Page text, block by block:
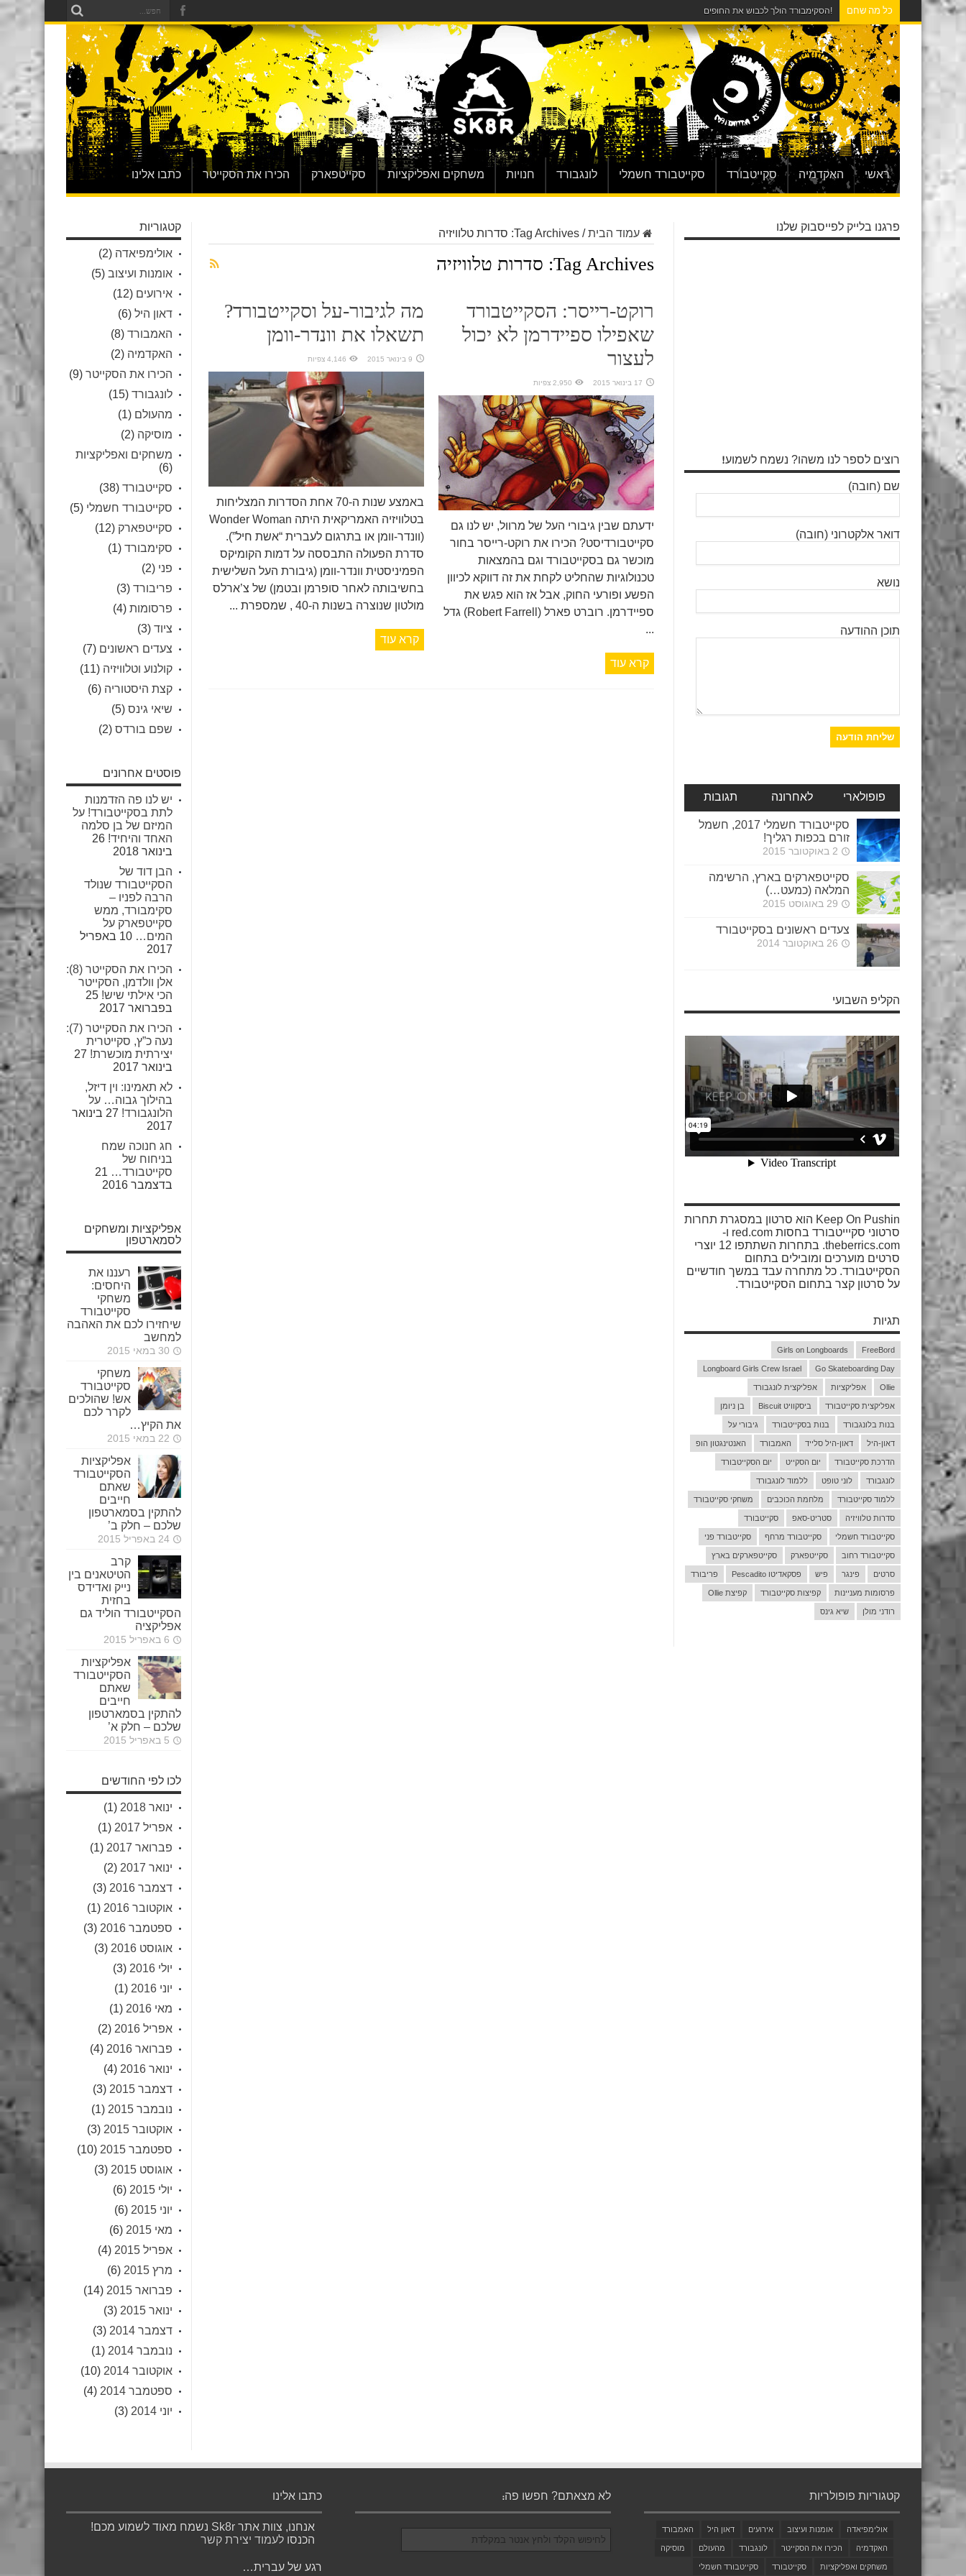
כל מה שחם !הסקימבורד הולך לכבוש את החופים
ראשי האקדמיה סקייטבורד סקייטבורד חשמלי לונגבורד חנויות משחקים ואפליקציות סקייטפארק הכירו את הסקייטר כתבו אלינו
עמוד הבית/ Tag Archives: סדרות טלוויזיה
Tag Archives: סדרות טלוויזיה
רוקט-רייסר: הסקייטבורד
שאפילו ספיידרמן לא יכול
לעצור
17 בינואר 2015 2,950 צפיות
ידעתם שבין גיבורי העל של מרוול, יש לנו גם
סקייטבורדיסט? הכירו את רוקט-רייסר בחור
מוכשר גם בסקייטבורד וגם בהמצאות
טכנולוגיות שהחליט לקחת את זה דווקא לכיוון
הפשע ופורעי החוק, אבל אז הוא פגש את
ספיידרמן. רוברט פארל (Robert Farrell) גדל
...
קרא עוד
מה לגיבור-על וסקייטבורד?
תשאלו את וונדר-וומן
9 בינואר 2015 4,146 צפיות
באמצע שנות ה-70 אחת הסדרות המצליחות
בטלוויזיה האמריקאית היתה Wonder Woman
(וונדר-וומן או בתרגום לעברית “אשת חיל”).
סדרת הפעולה התבססה על דמות הקומיקס
הפמיניסטית וונדר-וומן (גיבורת העל השלישית
בחשיבותה לאחר סופרמן ובטמן) של צ’ארלס
מולטון שנוצרה בשנות ה-40 , שמספרת ...
קרא עוד
קטגוריות
אולימפיאדה (2)
אומנות ועיצוב (5)
אירועים (12)
דאון היל (6)
האמבורד (8)
האקדמיה (2)
הכירו את הסקייטר (9)
לונגבורד (15)
מהעולם (1)
מוסיקה (2)
משחקים ואפליקציות
(6)
סקייטבורד (38)
סקייטבורד חשמלי (5)
סקייטפארק (12)
סקימבורד (1)
פני (2)
פריבורד (3)
פרסומות (4)
ציוד (3)
צעדים ראשונים (7)
קולנוע וטלוויזיה (11)
קצת היסטוריה (6)
שיאי גינס (5)
שפם בורדס (2)
פוסטים אחרונים
יש לנו פה הזדמנות
לתת בסקייטבורד! על
המיזם של בן סלמה
האחד והיחיד! 26
בינואר 2018
הבן דוד של
הסקייטבורד שנולד
הרבה לפניו –
סקימבורד, ממש
סקייטפארק על
המים…
10 באפריל
2017
הכירו את הסקייטר (8):
אלן וולדמן, הסקייטר
הכי אילתי שיש! 25
בפברואר 2017
הכירו את הסקייטר (7):
נעה כ”ץ, סקייטרית
יצירתית מוכשרת! 27
בינואר 2017
לא תאמינו: וין דיזל,
בהילוך גבוה… על
הלונגבורד!
27 בינואר
2017
חג חנוכה שמח
בניחוח של
סקייטבורד… 21
בדצמבר 2016
אפליקציות ומשחקים
לסמארטפון
רעננו את
היחסים:
משחקי
סקייטבורד
שיחזירו לכם את האהבה
למחשב
30 במאי 2015
משחקי
סקייטבורד
אש! שהולכים
לקרר לכם
את הקיץ…
22 במאי 2015
אפליקציות
הסקייטבורד
שאתם
חייבים
להתקין בסמארטפון
שלכם – חלק ב’
24 באפריל 2015
קרב
הטיטאנים בין
נייק ואדידס
בחזית
הסקייטבורד הוליד גם
אפליקציה
6 באפריל 2015
אפליקציות
הסקייטבורד
שאתם
חייבים
להתקין בסמארטפון
שלכם – חלק א’
5 באפריל 2015
לכו לפי החודשים
ינואר 2018
(1)
אפריל 2017
(1)
פברואר 2017
(1)
ינואר 2017
(2)
דצמבר 2016
(3)
אוקטובר 2016
(1)
ספטמבר 2016
(3)
אוגוסט 2016
(3)
יולי 2016
(3)
יוני 2016
(1)
מאי 2016
(1)
אפריל 2016
(2)
פברואר 2016
(4)
ינואר 2016
(4)
דצמבר 2015
(3)
נובמבר 2015
(1)
אוקטובר 2015
(3)
ספטמבר 2015
(10)
אוגוסט 2015
(3)
יולי 2015
(6)
יוני 2015
(6)
מאי 2015
(6)
אפריל 2015
(4)
מרץ 2015
(6)
פברואר 2015
(14)
ינואר 2015
(3)
דצמבר 2014
(3)
נובמבר 2014
(1)
אוקטובר 2014
(10)
ספטמבר 2014
(4)
יוני 2014
(3)
פרגנו בלייק לפייסבוק שלנו
רוצים לספר לנו משהו? נשמח לשמוע!
שם (חובה)
דואר אלקטרוני (חובה)
נושא
תוכן ההודעה
פופולארי לאחרונה תגובות
סקייטבורד חשמלי 2017, חשמל
זורם בכפות רגליך!
2 באוקטובר 2015
סקייטפארקים בארץ, הרשימה
המלאה (כמעט…)
29 באוגוסט 2015
צעדים ראשונים בסקייטבורד
26 באוקטובר 2014
הקליפ השבועי
Keep On Pushin הוא סרטון במסגרת תחרות
סרטוני סקיייטבורד בחסות red.com ו-
theberrics.com. בתחרות השתתפו 12 יוצרי
סרטים מוערכים ומובילים בתחום
הסקייטבורד. כל מתחרה עבד במשך חודשיים
על סרטון קצר בתחום הסקייטבורד.
תגיות
FreeBord
Girls on Longboards
Go Skateboarding Day
Longboard Girls Crew Israel
Ollie אפליקציות אפליקצית לונגבורד
אפליקצית סקייטבורד ביסקוויט Biscuit בן ניומן
בנות בלונגבורד בנות בסקייטבורד גיבורי על
דאון-היל דאון-היל סלייד האמבורד האנטינגטון הופ
הדרכת סקייטבורד יום הסקייט יום הסקייטבורד
לונגבורד לוני טופט ללמוד לונגבורד
ללמוד סקייטבורד מלחמת הכוכבים משחקי סקייטבורד
סדרות טלוויזיה סטריט-סאפ סקייטבורד
סקייטבורד חשמלי סקייטבורד מרחף סקייטבורד פני
סקייטבורד רחוב סקייטפארק סקייטפארקים בארץ
סרטים פינגר פיש פסקאדיטו Pescadito פריבורד
פרסומות מעניינות קפיצות סקייטבורד קפיצת Ollie
רודני מולן שיא גינס
קטגוריות פופולריות
אולימפיאדה אומנות ועיצוב אירועים דאון היל האמבורד
האקדמיה הכירו את הסקייטר לונגבורד מהעולם מוסיקה
משחקים ואפליקציות סקייטבורד סקייטבורד חשמלי
לא מצאתם? חפשו פה: כתבו אלינו
אנחנו, צוות אתר Sk8r נשמח מאוד לשמוע מכם!
הכנסולעמוד יצירת קשר
רגע של עברית…